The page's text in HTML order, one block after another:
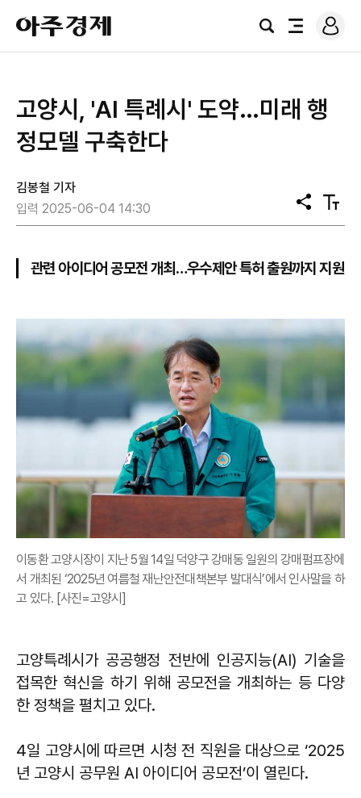
아
주
경
검
전
로
그
고양시, 'AI 특례시' 도약…미래 행
정모델 구축한다
김봉철 기자
입력 2025-06-04 14:30
공
유
텍
스
기
관련 아이디어 공모전 개최…우수제안 특허 출원까지 지원
이동환 고양시장이 지난 5월 14일 덕양구 강매동 일원의 강매펌프장에
서 개최된 ‘2025년 여름철 재난안전대책본부 발대식’에서 인사말을 하
고 있다. [사진=고양시]
고양특례시가 공공행정 전반에 인공지능(AI) 기술을
접목한 혁신을 하기 위해 공모전을 개최하는 등 다양
한 정책을 펼치고 있다.
4일 고양시에 따르면 시청 전 직원을 대상으로 ‘2025
년 고양시 공무원 AI 아이디어 공모전’이 열린다.